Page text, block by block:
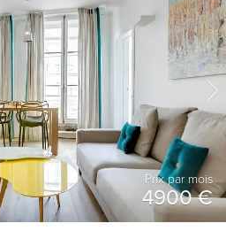
Prix ​​par mois
4900 €